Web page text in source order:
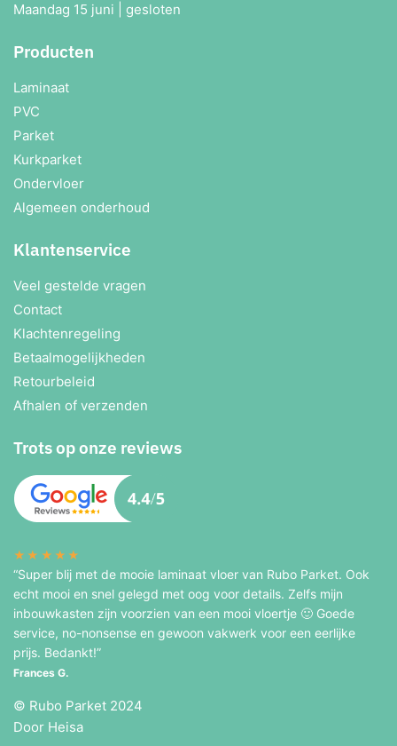
Maandag 15 juni | gesloten
Producten
Laminaat
PVC
Parket
Kurkparket
Ondervloer
Algemeen onderhoud
Klantenservice
Veel gestelde vragen
Contact
Klachtenregeling
Betaalmogelijkheden
Retourbeleid
Afhalen of verzenden
Trots op onze reviews
★★★★★
“Super blij met de mooie laminaat vloer van Rubo Parket. Ook
echt mooi en snel gelegd met oog voor details. Zelfs mijn
inbouwkasten zijn voorzien van een mooi vloertje 🙂 Goede
service, no-nonsense en gewoon vakwerk voor een eerlijke
prijs. Bedankt!”
Frances G.
© Rubo Parket 2024
Door Heisa